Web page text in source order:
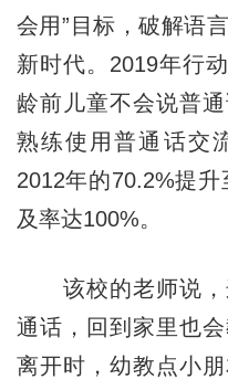
会用”目标，破解语
新时代。2019年行
龄前儿童不会说普
熟练使用普通话交
2012年的70.2%提
及率达100%。
该校的老师说，
通话，回到家里也
离开时，幼教点小